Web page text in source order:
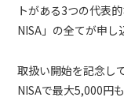
トがある3つの代表
NISA」の全てが申し
取扱い開始を記念し
NISAで最大5,000円